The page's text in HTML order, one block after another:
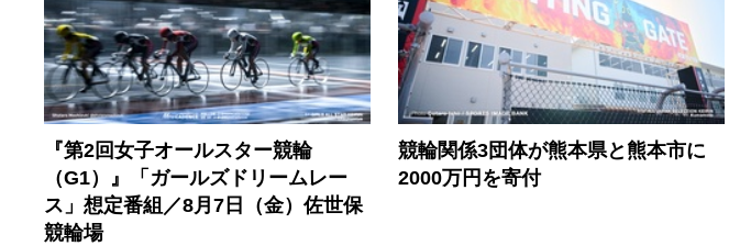
『第2回女子オールスター競輪
（G1）』「ガールズドリームレー
ス」想定番組／8月7日（金）佐世保
競輪場
競輪関係3団体が熊本県と熊本市に
2000万円を寄付